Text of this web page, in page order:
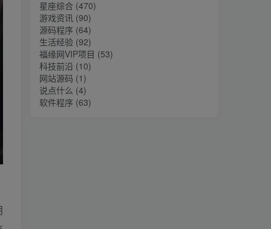
星座综合 (470)
游戏资讯 (90)
源码程序 (64)
生活经验 (92)
福缘网VIP项目 (53)
科技前沿 (10)
网站源码 (1)
说点什么 (4)
软件程序 (63)